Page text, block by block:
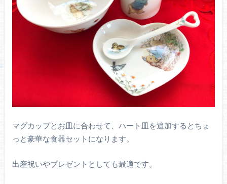
マグカップとお皿に合わせて、ハート皿を追加するとちょ
っと豪華な食器セットになります。
出産祝いやプレゼントとしても最適です。